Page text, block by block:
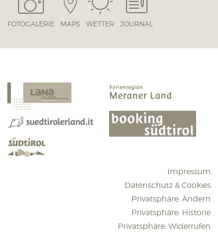
FOTOGALERIE MAPS WETTER JOURNAL
Impressum
Datenschutz & Cookies
Privatsphäre: Ändern
Privatsphäre: Historie
Privatsphäre: Widerrufen